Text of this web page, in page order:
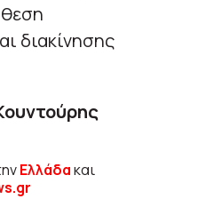
διακίνησης
Ελλάδακαι